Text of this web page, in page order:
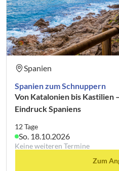
Spanien
Spanien zum Schnuppern
Von Katalonien bis
Eindruck Spaniens
12 Tage
So. 18.10.2026
Keine weiteren Termine
Zum